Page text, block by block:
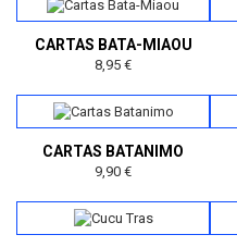
CARTAS BATA-MIAOU
8,95 €
CARTAS BATANIMO
9,90 €